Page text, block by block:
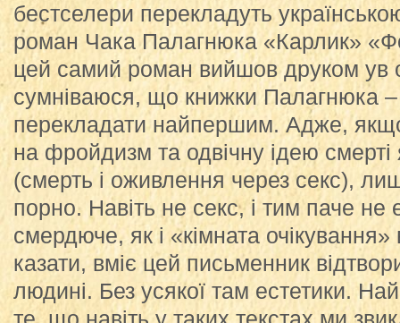
бестселери перекладуть
роман Чака Палагнюка «Карлик»
цей самий роман вийшов друком ув
сумніваюся, що книжки Палагнюка
перекладати найпершим. Адже,
на фройдизм та одвічну ідею смерті
(смерть і оживлення через секс),
порно. Навіть не секс, і тим паче
смердюче, як і «кімната
казати, вміє цей письменник
людині. Без усякої там естетики.